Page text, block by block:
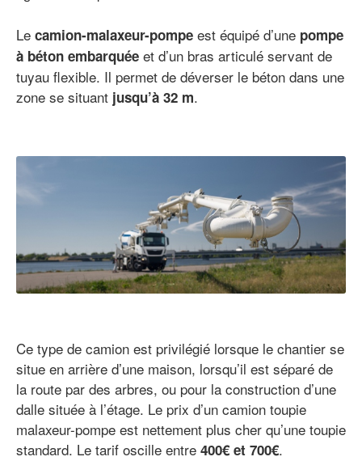
Le camion-malaxeur-pompe est équipé d’une pompe
à béton embarquée et d’un bras articulé servant de
tuyau flexible. Il permet de déverser le béton dans une
zone se situant jusqu’à 32 m.
Ce type de camion est privilégié lorsque le chantier se
situe en arrière d’une maison, lorsqu’il est séparé de
la route par des arbres, ou pour la construction d’une
dalle située à l’étage. Le prix d’un camion toupie
malaxeur-pompe est nettement plus cher qu’une toupie
standard. Le tarif oscille entre 400€ et 700€.